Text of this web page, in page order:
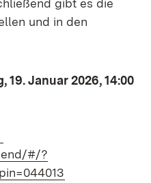
gibt es die
und in den
19. Januar 2026, 14:00
#/?